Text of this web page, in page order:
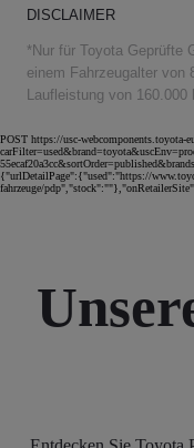
DISCLAIMER
*Nur für Toyota Geprüfte
einem Fahrzeugalter von
Laufleistung von 160.000
POST https://usc-webcomponents.toyota-
{"urlDetailPage":{"used":"https://
fahrzeuge/